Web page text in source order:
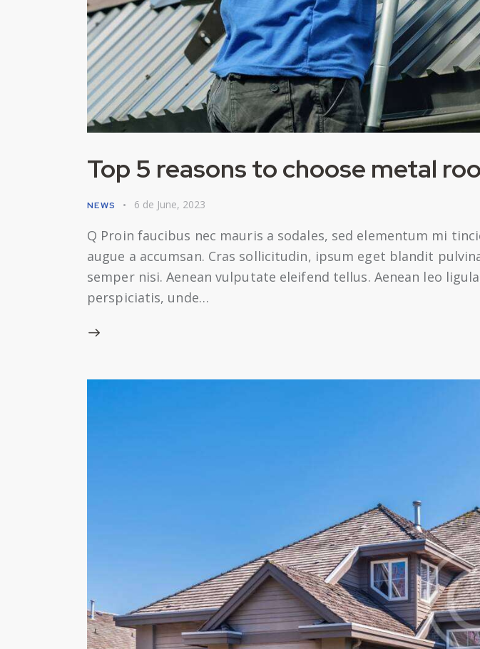
Top 5 reasons to choose metal
NEWS 6 de June, 2023
Q Proin faucibus nec mauris a sodales, sed elementum mi
augue a accumsan. Cras sollicitudin, ipsum eget blandit
semper nisi. Aenean vulputate eleifend tellus. Aenean leo
perspiciatis, unde…